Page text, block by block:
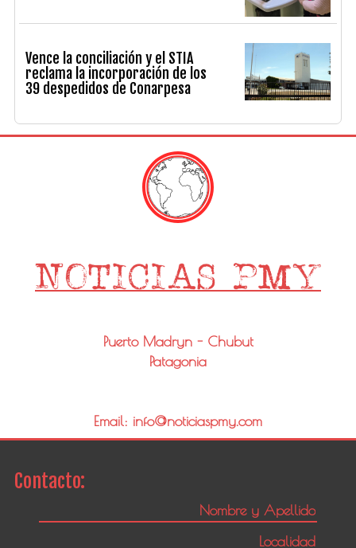
Vence la conciliación y el STIA
reclama la incorporación de los
39 despedidos de Conarpesa
Puerto Madryn - Chubut
Patagonia
Email: info@noticiaspmy.com
Contacto: